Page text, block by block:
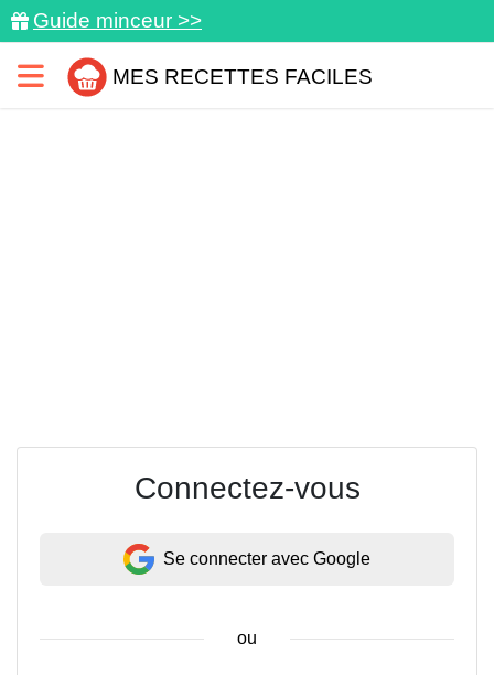
Guide minceur >>
MES RECETTES FACILES
Connectez-vous
Se connecter avec Google
ou